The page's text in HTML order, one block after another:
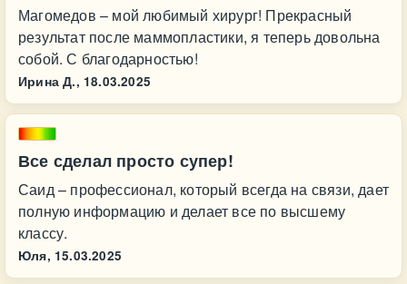
Магомедов – мой любимый хирург! Прекрасный
результат после маммопластики, я теперь довольна
собой. С благодарностью!
Ирина Д., 18.03.2025
Все сделал просто супер!
Саид – профессионал, который всегда на связи, дает
полную информацию и делает все по высшему
классу.
Юля, 15.03.2025